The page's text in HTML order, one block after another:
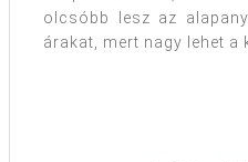
olcsóbb lesz az
árakat, mert nagy lehet a